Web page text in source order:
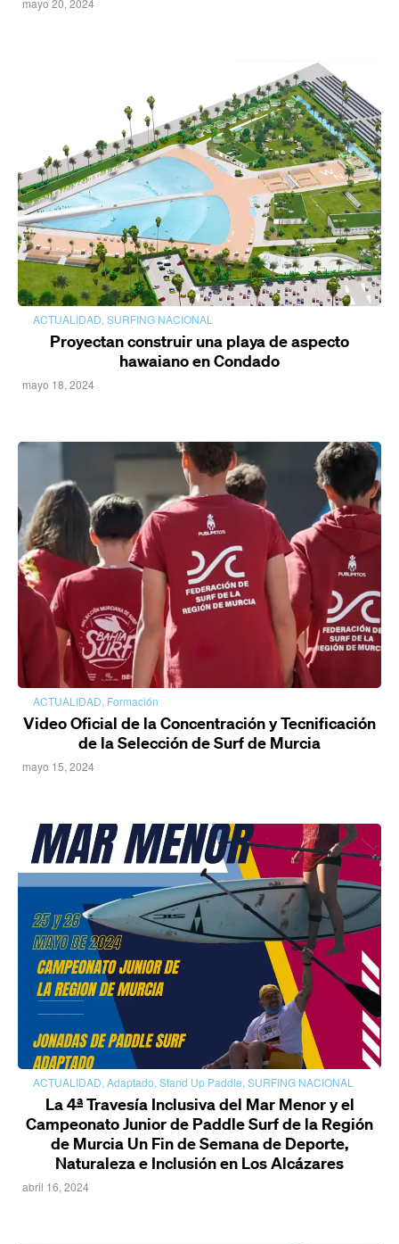
mayo 20, 2024
ACTUALIDAD, SURFING NACIONAL
Proyectan construir una playa de aspecto
hawaiano en Condado
mayo 18, 2024
ACTUALIDAD, Formación
Video Oficial de la Concentración y Tecnificación
de la Selección de Surf de Murcia
mayo 15, 2024
ACTUALIDAD, Adaptado, Stand Up Paddle, SURFING NACIONAL
La 4ª Travesía Inclusiva del Mar Menor y el
Campeonato Junior de Paddle Surf de la Región
de Murcia Un Fin de Semana de Deporte,
Naturaleza e Inclusión en Los Alcázares
abril 16, 2024